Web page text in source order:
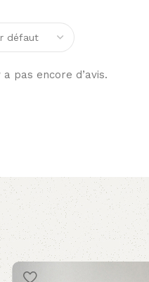
a pas encore d’avis.